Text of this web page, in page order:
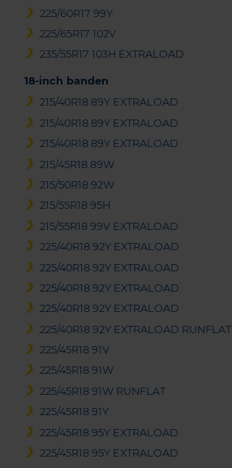
225/60R17 99Y
225/65R17 102V
235/55R17 103H EXTRALOAD
18-inch banden
215/40R18 89Y EXTRALOAD
215/40R18 89Y EXTRALOAD
215/40R18 89Y EXTRALOAD
215/45R18 89W
215/50R18 92W
215/55R18 95H
215/55R18 99V EXTRALOAD
225/40R18 92Y EXTRALOAD
225/40R18 92Y EXTRALOAD
225/40R18 92Y EXTRALOAD
225/40R18 92Y EXTRALOAD
225/40R18 92Y EXTRALOAD RUNFLAT
225/45R18 91V
225/45R18 91W
225/45R18 91W RUNFLAT
225/45R18 91Y
225/45R18 95Y EXTRALOAD
225/45R18 95Y EXTRALOAD